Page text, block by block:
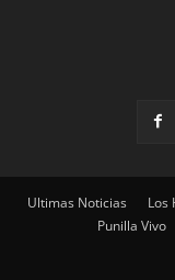
Ultimas Noticias Los
Punilla Vivo